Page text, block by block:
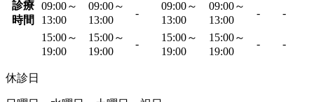
診療
時間
09:00～
13:00
09:00～
13:00
-
09:00～
13:00
09:00～
13:00
- -
15:00～
19:00
15:00～
19:00
-
15:00～
19:00
15:00～
19:00
- -
休診日